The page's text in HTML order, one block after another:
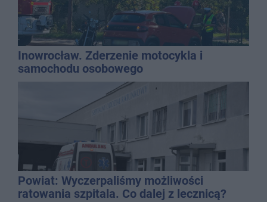
Inowrocław. Zderzenie motocykla i
samochodu osobowego
Powiat: Wyczerpaliśmy możliwości
ratowania szpitala. Co dalej z lecznicą?